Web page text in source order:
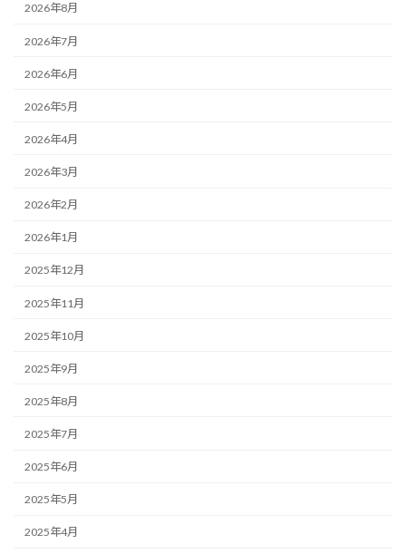
2026年8月
2026年7月
2026年6月
2026年5月
2026年4月
2026年3月
2026年2月
2026年1月
2025年12月
2025年11月
2025年10月
2025年9月
2025年8月
2025年7月
2025年6月
2025年5月
2025年4月